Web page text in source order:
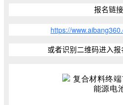
报名链
https://
或者识别二维码进入